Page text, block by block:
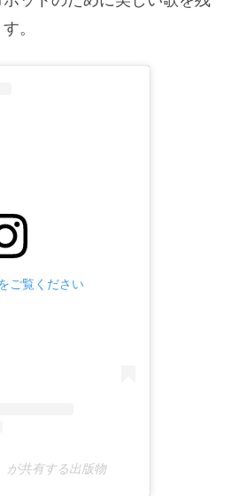
。
ご覧ください
が共有する出版物